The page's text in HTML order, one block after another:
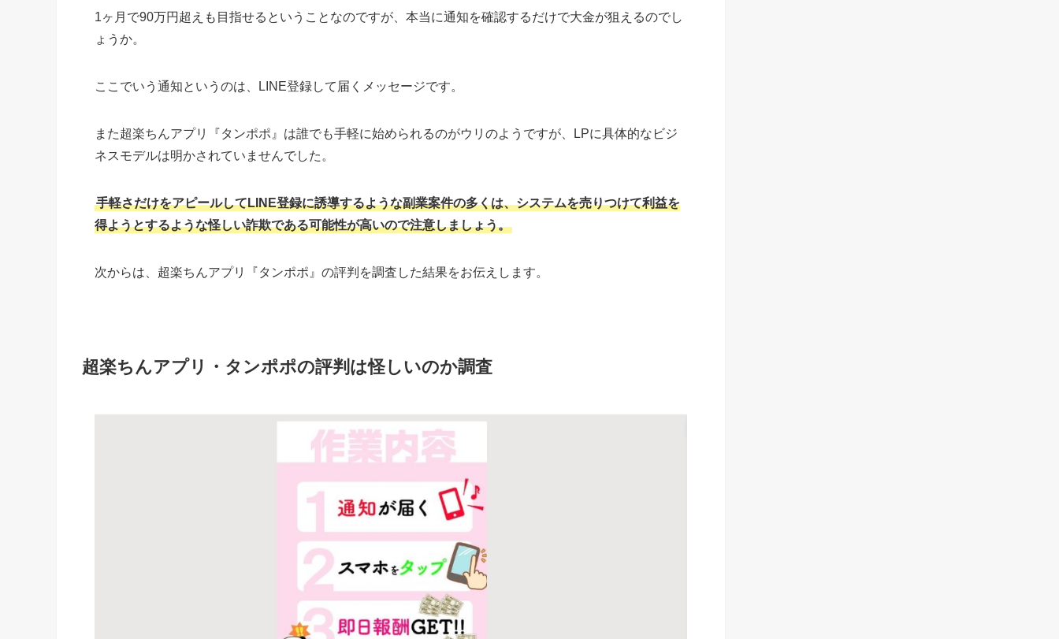
1ヶ月で90万円超えも目指せるということなのですが、本当に通知を確認するだけで大金が狙えるのでし
ょうか。
ここでいう通知というのは、LINE登録して届くメッセージです。
また超楽ちんアプリ『タンポポ』は誰でも手軽に始められるのがウリのようですが、LPに具体的なビジ
ネスモデルは明かされていませんでした。
手軽さだけをアピールしてLINE登録に誘導するような副業案件の多くは、システムを売りつけて利益を
得ようとするような怪しい詐欺である可能性が高いので注意しましょう。
次からは、超楽ちんアプリ『タンポポ』の評判を調査した結果をお伝えします。
超楽ちんアプリ・タンポポの評判は怪しいのか調査